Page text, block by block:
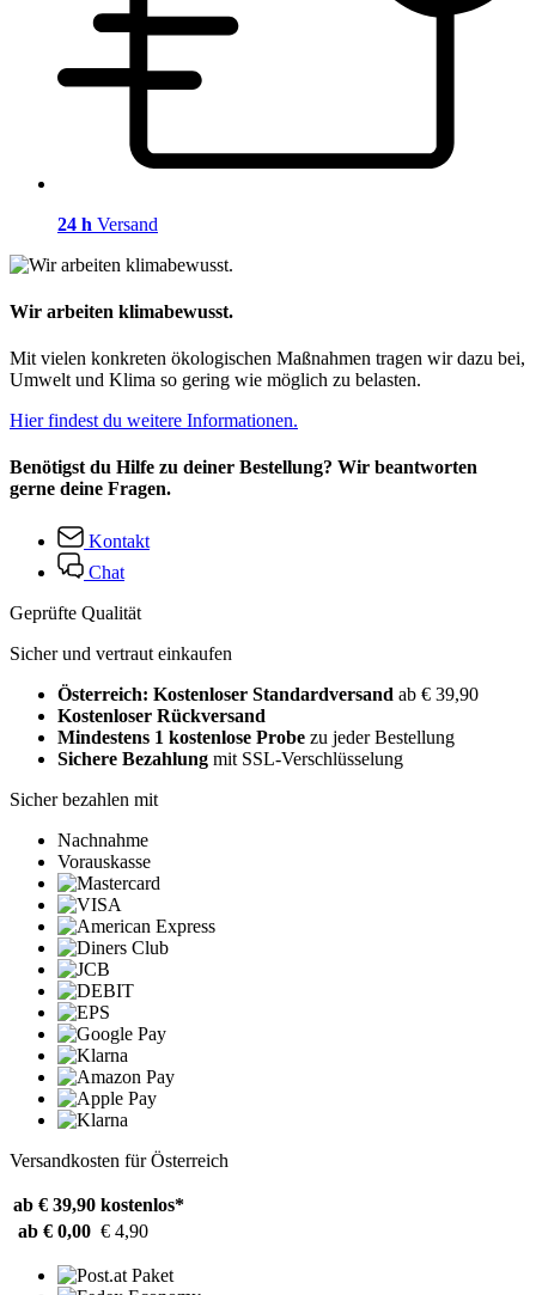
24 h Versand
Wir arbeiten klimabewusst.
Mit vielen konkreten ökologischen Maßnahmen tragen wir dazu bei,
Umwelt und Klima so gering wie möglich zu belasten.
Hier findest du weitere Informationen.
Benötigst du Hilfe zu deiner Bestellung? Wir beantworten
gerne deine Fragen.
Kontakt
Chat
Geprüfte Qualität
Sicher und vertraut einkaufen
Österreich: Kostenloser Standardversand ab € 39,90
Kostenloser Rückversand
Mindestens 1 kostenlose Probe zu jeder Bestellung
Sichere Bezahlung mit SSL-Verschlüsselung
Sicher bezahlen mit
Nachnahme
Vorauskasse
Versandkosten für Österreich
ab € 39,90 kostenlos*
ab € 0,00 € 4,90